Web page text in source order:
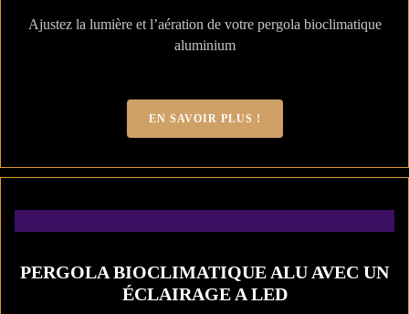
Ajustez la lumière et l’aération de votre pergola bioclimatique
aluminium
EN SAVOIR PLUS !
PERGOLA BIOCLIMATIQUE ALU AVEC UN
ÉCLAIRAGE A LED